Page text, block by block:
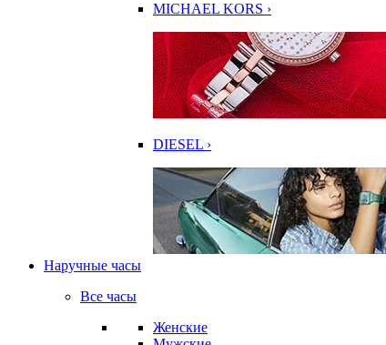
MICHAEL KORS ›
DIESEL ›
Наручные часы
Все часы
Женские